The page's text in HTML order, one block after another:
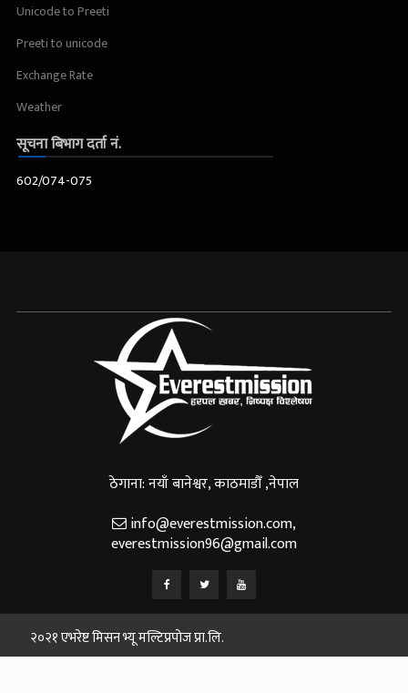
Unicode to Preeti
Preeti to unicode
Exchange Rate
Weather
सूचना बिभाग दर्ता नं.
602/074-075
ठेगाना: नयाँ बानेश्वर, काठमाडौँ ,नेपाल
info@everestmission.com,
everestmission96@gmail.com
२०२१ एभरेष्ट मिसन भ्यू मल्टिप्रपोज प्रा.लि.